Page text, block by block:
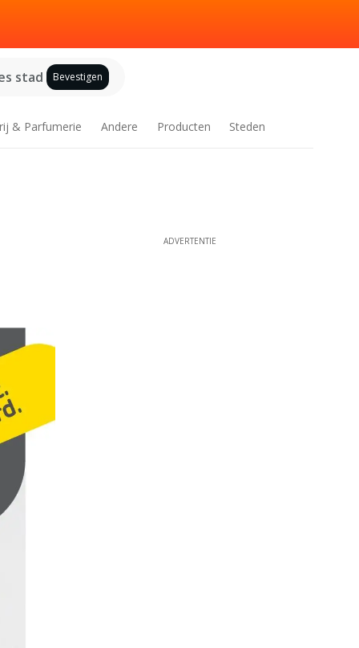
stad Bevestigen
& Parfumerie Andere Producten Steden
ADVERTENTIE